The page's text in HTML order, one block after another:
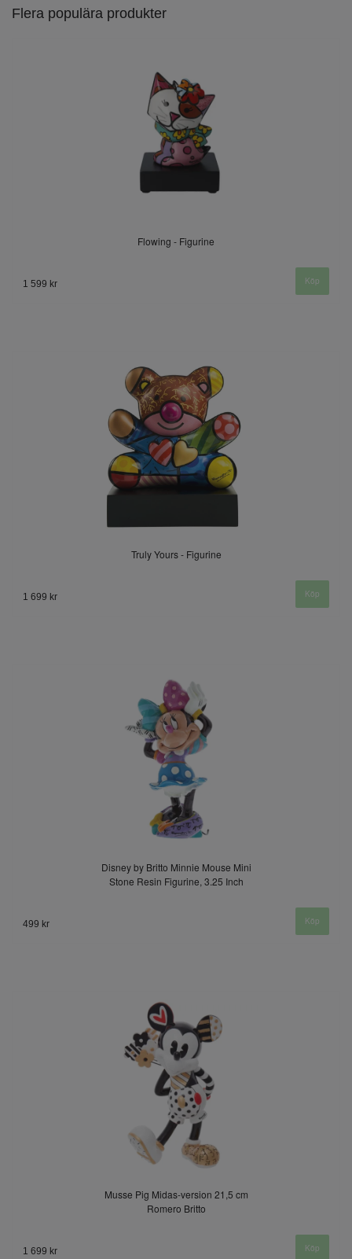
Flera populära produkter
Flowing - Figurine
1 599 kr
Truly Yours - Figurine
1 699 kr
Disney by Britto Minnie Mouse Mini
Stone Resin Figurine, 3.25 Inch
499 kr
Musse Pig Midas-version 21,5 cm
Romero Britto
1 699 kr